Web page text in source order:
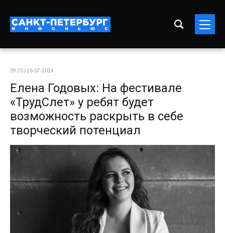
09:20 | 26-07-2024
Елена Годовых: На фестивале
«ТрудСлет» у ребят будет
возможность раскрыть в себе
творческий потенциал